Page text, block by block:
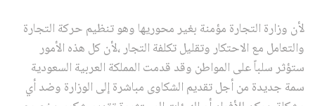
لأن وزارة التجارة مؤمنة بغير محوريها وهو تنظيم حركة التجارة
والتعامل مع الاحتكار وتقليل تكلفة التجار ،لأن كل هذه الأمور
ستؤثر سلباً على المواطن وقد قدمت المملكة العربية السعودية
سمة جديدة من أجل تقديم الشكاوى مباشرة إلى الوزارة وضد أي